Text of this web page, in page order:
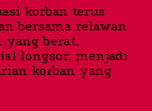
korban terus
bersama relawan
yang berat,
longsor, menjadi
korban yang